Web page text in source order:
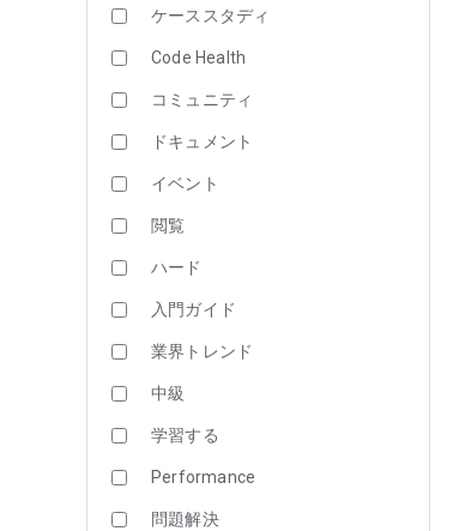
ケーススタディ
Code Health
コミュニティ
ドキュメント
イベント
閲覧
ハード
入門ガイド
業界トレンド
中級
学習する
Performance
問題解決